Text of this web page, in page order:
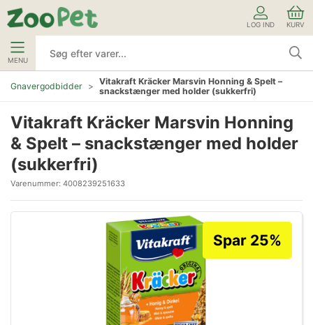
LOG IND KURV
MENU
Gnavergodbidder
Vitakraft Kräcker Marsvin Honning & Spelt –
snackstænger med holder (sukkerfri)
Vitakraft Kräcker Marsvin Honning
& Spelt – snackstænger med holder
(sukkerfri)
Varenummer: 4008239251633
Spar 25%